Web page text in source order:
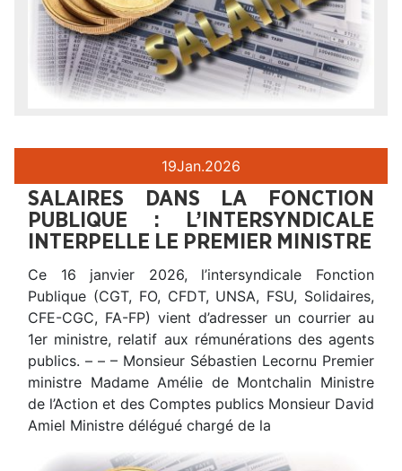
19Jan.2026
SALAIRES DANS LA FONCTION
PUBLIQUE : L’INTERSYNDICALE
INTERPELLE LE PREMIER MINISTRE
Ce 16 janvier 2026, l’intersyndicale Fonction
Publique (CGT, FO, CFDT, UNSA, FSU, Solidaires,
CFE-CGC, FA-FP) vient d’adresser un courrier au
1er ministre, relatif aux rémunérations des agents
publics. – – – Monsieur Sébastien Lecornu Premier
ministre Madame Amélie de Montchalin Ministre
de l’Action et des Comptes publics Monsieur David
Amiel Ministre délégué chargé de la